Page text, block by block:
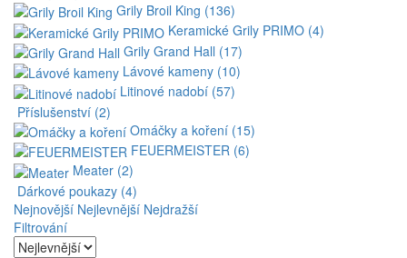
Grily Broil King (136)
Keramické Grily PRIMO (4)
Grily Grand Hall (17)
Lávové kameny (10)
Litinové nadobí (57)
Příslušenství (2)
Omáčky a koření (15)
FEUERMEISTER (6)
Meater (2)
Dárkové poukazy (4)
Nejnovější Nejlevnější Nejdražší
Filtrování